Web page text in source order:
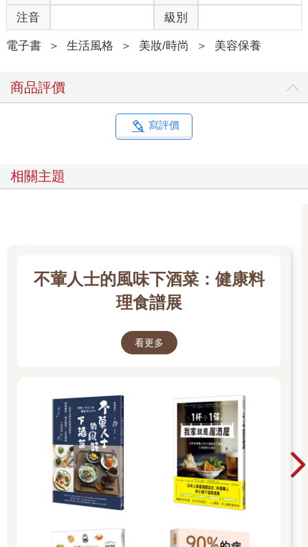
注音 級別
電子書 ＞ 生活風格 ＞ 美妝/時尚 ＞ 美容保養
商品評價
寫評價
相關主題
不葷人士的風味下酒菜：健康料
理食譜展
看更多